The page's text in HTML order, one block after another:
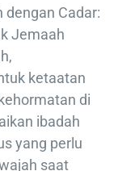
dengan Cadar:
Jemaah
ketaatan
di
ibadah
yang perlu
saat